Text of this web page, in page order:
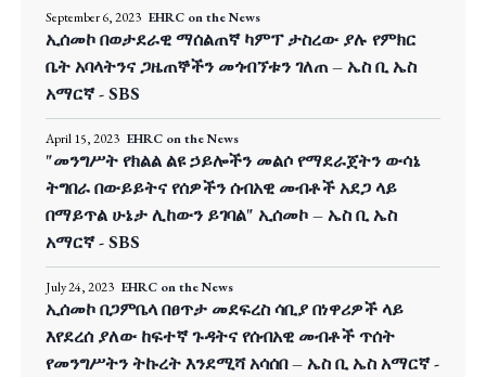
September 6, 2023 EHRC on the News
ኢሰመኮ በወታደራዊ ማሰልጠኛ ካምፕ ታስረው ያሉ የምክር
ቤት አባላትንና ጋዜጠኞችን መጎብኘቱን ገለጠ – ኤስ ቢ ኤስ
አማርኛ - SBS
April 15, 2023 EHRC on the News
"መንግሥት የክልል ልዩ ኃይሎችን መልሶ የማደራጀትን ውሳኔ
ትግበራ በውይይትና የሰዎችን ሰብአዊ መብቶች አደጋ ላይ
በማይጥል ሁኔታ ሊከውን ይገባል" ኢሰመኮ – ኤስ ቢ ኤስ
አማርኛ - SBS
July 24, 2023 EHRC on the News
ኢሰመኮ በጋምቤላ በፀጥታ መደፍረስ ሳቢያ በነዋሪዎች ላይ
እየደረሰ ያለው ከፍተኛ ጉዳትና የሰብአዊ መብቶች ጥሰት
የመንግሥትን ትኩረት እንደሚሻ አሳሰበ – ኤስ ቢ ኤስ አማርኛ -